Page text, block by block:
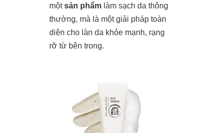
mộtsản phẩm làm sạch da thông
thường, mà là một giải pháp toàn
diện cho làn da khỏe mạnh, rạng
rỡ từ bên trong.